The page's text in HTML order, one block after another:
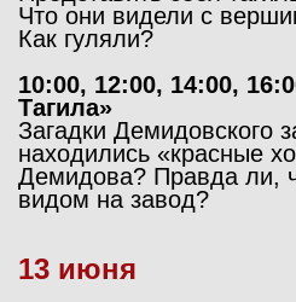
Что они видели с
Как гуляли?
10:00, 12:00, 14:00,
Тагила»
Загадки Демидовского
находились «красные
Демидова? Правда ли,
видом на завод?
13 июня